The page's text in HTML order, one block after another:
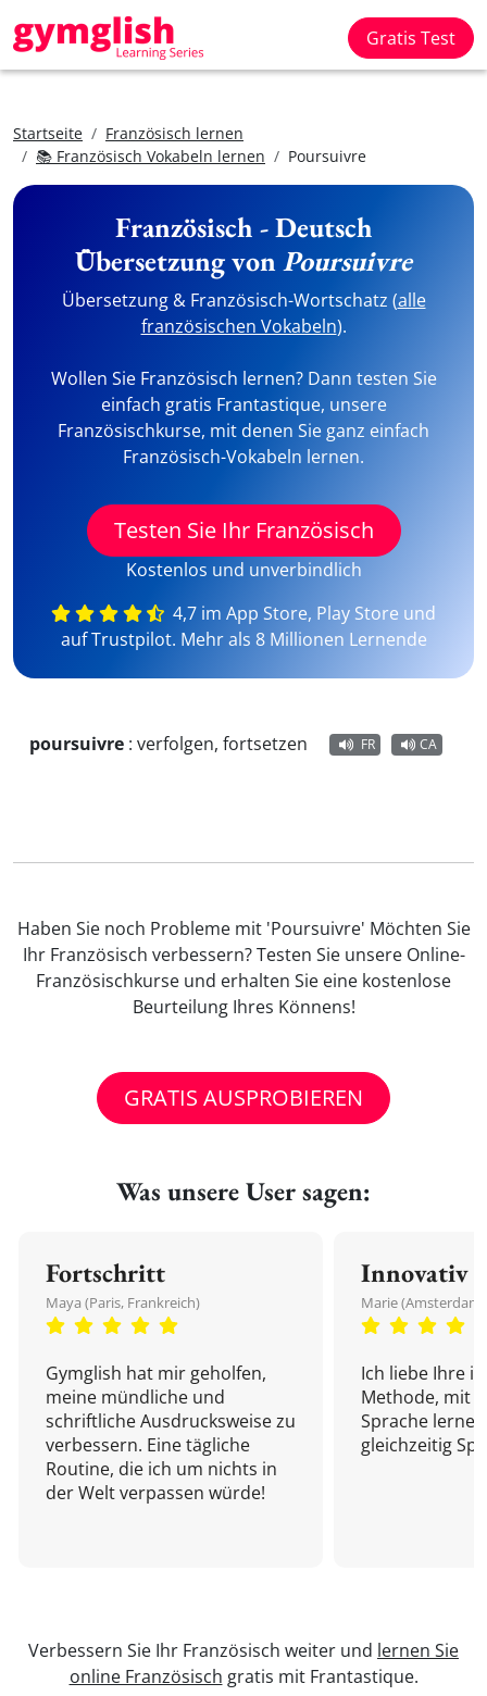
Gratis Test
Startseite
Französisch lernen
📚 Französisch Vokabeln lernen
Poursuivre
Französisch - Deutsch
Übersetzung vonPoursuivre
Übersetzung & Französisch-Wortschatz (alle
französischen Vokabeln).
Wollen Sie Französisch lernen? Dann testen Sie
einfach gratis Frantastique, unsere
Französischkurse, mit denen Sie ganz einfach
Französisch-Vokabeln lernen.
Testen Sie Ihr Französisch
Kostenlos und unverbindlich
4,7 im App Store, Play Store und
auf Trustpilot. Mehr als 8 Millionen Lernende
poursuivre : verfolgen, fortsetzen FR CA
Haben Sie noch Probleme mit 'Poursuivre' Möchten Sie
Ihr Französisch verbessern? Testen Sie unsere Online-
Französischkurse und erhalten Sie eine kostenlose
Beurteilung Ihres Könnens!
GRATIS AUSPROBIEREN
Was unsere User sagen:
Fortschritt
Maya (Paris, Frankreich)
Gymglish hat mir geholfen,
meine mündliche und
schriftliche Ausdrucksweise zu
verbessern. Eine tägliche
Routine, die ich um nichts in
der Welt verpassen würde!
Innovativ
Marie
Ich liebe Ihre
Methode, mit
Sprache
gleichzeitig
Verbessern Sie Ihr Französisch weiter und lernen Sie
online Französisch gratis mit Frantastique.